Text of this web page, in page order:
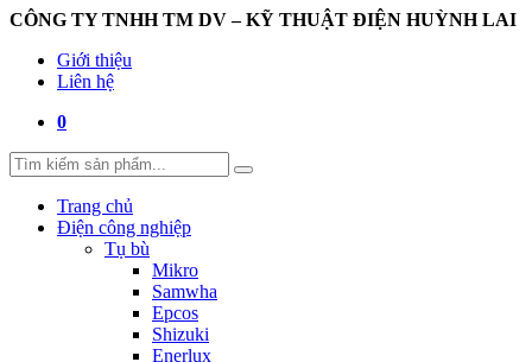
CÔNG TY TNHH TM DV – KỸ THUẬT ĐIỆN HUỲNH LAI
Giới thiệu
Liên hệ
0
Trang chủ
Điện công nghiệp
Tụ bù
Mikro
Samwha
Epcos
Shizuki
Enerlux